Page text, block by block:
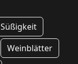
Süßigkeit
Weinblätter